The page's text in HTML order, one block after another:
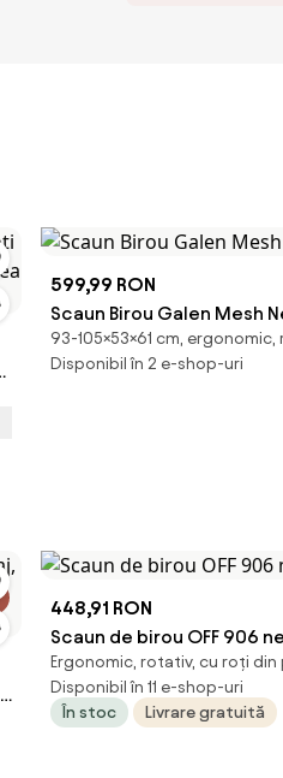
599,99 RON
Scaun Birou Galen Mesh
93-105×53×61 cm,
Disponibil în 2 e-shop-uri
448,91 RON
Scaun de birou OFF 906
Ergonomic, rotativ, cu roți din
Disponibil în 11 e-shop-uri
În stoc
Livrare gratuită